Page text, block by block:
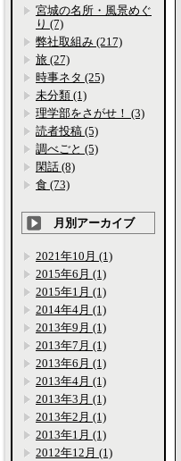
宮城の名所・風景めぐ
り (7)
弊社取組み (217)
旅 (27)
時事ネタ (25)
未分類 (1)
理学部をさがせ！ (3)
読者投稿 (5)
調べごと (5)
閑話 (8)
食 (73)
月別アーカイブ
2021年10月 (1)
2015年6月 (1)
2015年1月 (1)
2014年4月 (1)
2013年9月 (1)
2013年7月 (1)
2013年6月 (1)
2013年4月 (1)
2013年3月 (1)
2013年2月 (1)
2013年1月 (1)
2012年12月 (1)